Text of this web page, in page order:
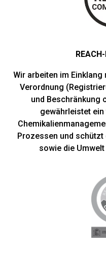
Wir arbeiten im Einklang
Verordnung
und Beschränkung
gewährleistet
Prozessen und
sowie die